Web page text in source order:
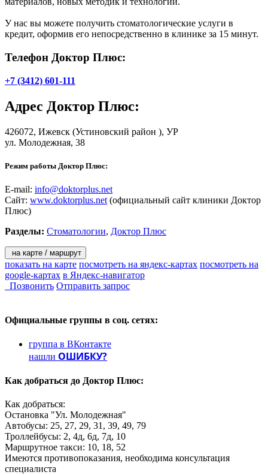
У нас вы можете получить стоматологические услуги в
кредит, оформив его непосредственно в клинике за 15 минут.
Телефон Доктор Плюс:
+7 (3412) 601-111
Адрес Доктор Плюс:
426072, Ижевск (Устиновский район ), УР
ул. Молодежная, 38
Режим работы Доктор Плюс:
E-mail: info@doktorplus.net
Сайт: www.doktorplus.net (официальный сайт клиники Доктор
Плюс)
Разделы: Стоматологии, Доктор Плюс
на карте / маршрут
показать на карте посмотреть на яндекс-картах посмотреть на
google-картах в Яндекс-навигатор
Позвонить Отправить запрос
Официальные группы в соц. сетях:
группа в ВКонтакте
нашли ОШИБКУ?
Как добраться до Доктор Плюс:
Как добраться:
Остановка "Ул. Молодежная"
Автобусы: 25, 27, 29, 31, 39, 49, 79
Троллейбусы: 2, 4д, 6д, 7д, 10
Маршрутное такси: 10, 18, 52
Имеются противопоказания, необходима консультация
специалиста